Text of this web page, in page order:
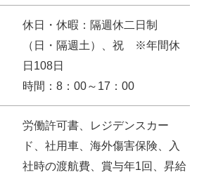
休日・休暇：隔週休二日制
（日・隔週土）、祝 ※年間休
日108日
時間：8：00～17：00
労働許可書、レジデンスカー
ド、社用車、海外傷害保険、入
社時の渡航費、賞与年1回、昇給